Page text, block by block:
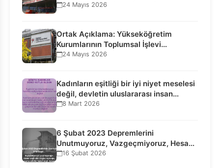
Seçilmiş…
24 Mayıs 2026
Ortak Açıklama: Yükseköğretim
Kurumlarının Toplumsal İşlevi
Kurucularının Ticari Akıbetine
24 Mayıs 2026
Kadınların eşitliği bir iyi niyet meselesi
değil, devletin uluslararası insan…
8 Mart 2026
6 Şubat 2023 Depremlerini
Unutmuyoruz, Vazgeçmiyoruz, Hesap
Sorulmasını İstiyoruz!
16 Şubat 2026